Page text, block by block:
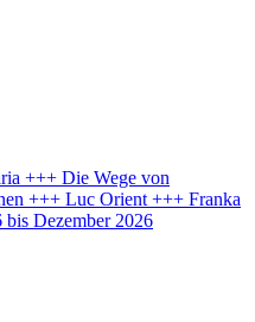
+++ Die Wege von
+++ Luc Orient +++ Franka
Dezember 2026